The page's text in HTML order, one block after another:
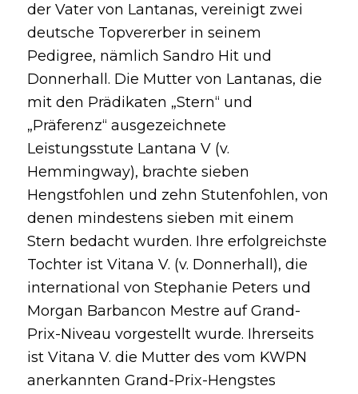
der Vater von Lantanas, vereinigt zwei
deutsche Topvererber in seinem
Pedigree, nämlich Sandro Hit und
Donnerhall. Die Mutter von Lantanas, die
mit den Prädikaten „Stern“ und
„Präferenz“ ausgezeichnete
Leistungsstute Lantana V (v.
Hemmingway), brachte sieben
Hengstfohlen und zehn Stutenfohlen, von
denen mindestens sieben mit einem
Stern bedacht wurden. Ihre erfolgreichste
Tochter ist Vitana V. (v. Donnerhall), die
international von Stephanie Peters und
Morgan Barbancon Mestre auf Grand-
Prix-Niveau vorgestellt wurde. Ihrerseits
ist Vitana V. die Mutter des vom KWPN
anerkannten Grand-Prix-Hengstes